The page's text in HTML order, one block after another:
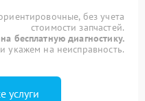
без учета
стоимости запчастей.
бесплатную диагностику.
укажем на неисправность.
услуги